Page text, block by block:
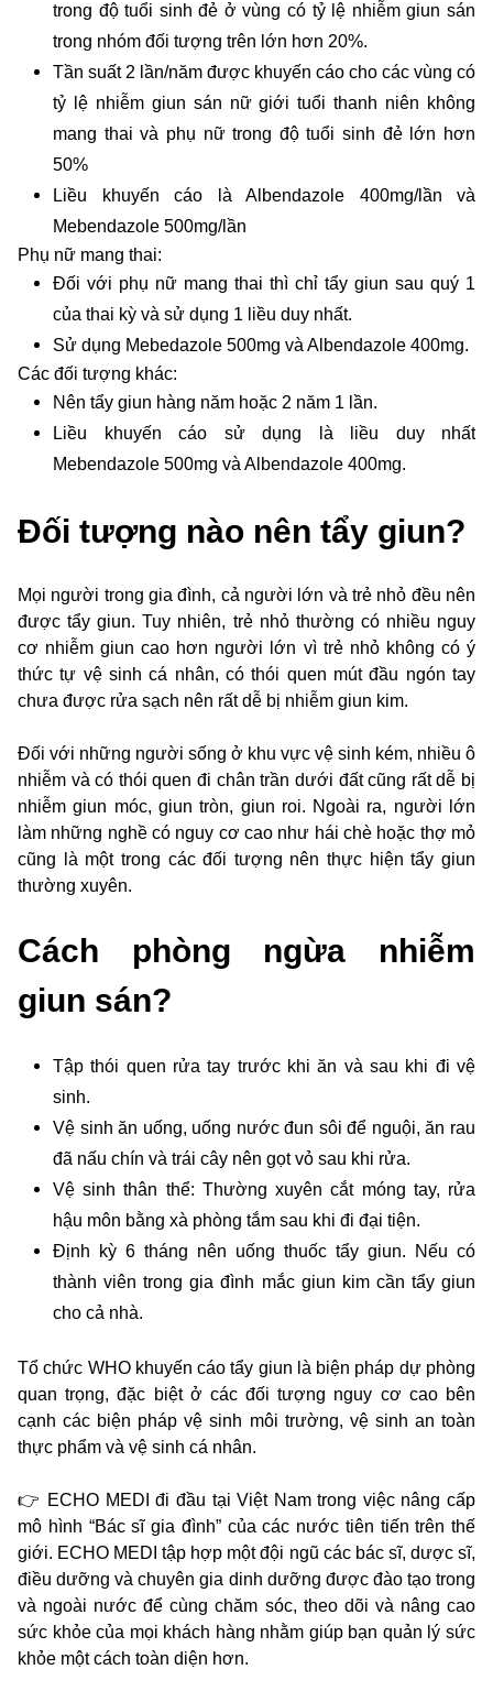
trong độ tuổi sinh đẻ ở vùng có tỷ lệ nhiễm giun sán
trong nhóm đối tượng trên lớn hơn 20%.
Tần suất 2 lần/năm được khuyến cáo cho các vùng có
tỷ lệ nhiễm giun sán nữ giới tuổi thanh niên không
mang thai và phụ nữ trong độ tuổi sinh đẻ lớn hơn
50%
Liều khuyến cáo là Albendazole 400mg/lần và
Mebendazole 500mg/lần
Phụ nữ mang thai:
Đối với phụ nữ mang thai thì chỉ tẩy giun sau quý 1
của thai kỳ và sử dụng 1 liều duy nhất.
Sử dụng Mebedazole 500mg và Albendazole 400mg.
Các đối tượng khác:
Nên tẩy giun hàng năm hoặc 2 năm 1 lần.
Liều khuyến cáo sử dụng là liều duy nhất
Mebendazole 500mg và Albendazole 400mg.
Đối tượng nào nên tẩy giun?
Mọi người trong gia đình, cả người lớn và trẻ nhỏ đều nên
được tẩy giun. Tuy nhiên, trẻ nhỏ thường có nhiều nguy
cơ nhiễm giun cao hơn người lớn vì trẻ nhỏ không có ý
thức tự vệ sinh cá nhân, có thói quen mút đầu ngón tay
chưa được rửa sạch nên rất dễ bị nhiễm giun kim.
Đối với những người sống ở khu vực vệ sinh kém, nhiều ô
nhiễm và có thói quen đi chân trần dưới đất cũng rất dễ bị
nhiễm giun móc, giun tròn, giun roi. Ngoài ra, người lớn
làm những nghề có nguy cơ cao như hái chè hoặc thợ mỏ
cũng là một trong các đối tượng nên thực hiện tẩy giun
thường xuyên.
Cách phòng ngừa nhiễm
giun sán?
Tập thói quen rửa tay trước khi ăn và sau khi đi vệ
sinh.
Vệ sinh ăn uống, uống nước đun sôi để nguội, ăn rau
đã nấu chín và trái cây nên gọt vỏ sau khi rửa.
Vệ sinh thân thể: Thường xuyên cắt móng tay, rửa
hậu môn bằng xà phòng tắm sau khi đi đại tiện.
Định kỳ 6 tháng nên uống thuốc tẩy giun. Nếu có
thành viên trong gia đình mắc giun kim cần tẩy giun
cho cả nhà.
Tổ chức WHO khuyến cáo tẩy giun là biện pháp dự phòng
quan trọng, đặc biệt ở các đối tượng nguy cơ cao bên
cạnh các biện pháp vệ sinh môi trường, vệ sinh an toàn
thực phẩm và vệ sinh cá nhân.
👉 ECHO MEDI đi đầu tại Việt Nam trong việc nâng cấp
mô hình “Bác sĩ gia đình” của các nước tiên tiến trên thế
giới. ECHO MEDI tập hợp một đội ngũ các bác sĩ, dược sĩ,
điều dưỡng và chuyên gia dinh dưỡng được đào tạo trong
và ngoài nước để cùng chăm sóc, theo dõi và nâng cao
sức khỏe của mọi khách hàng nhằm giúp bạn quản lý sức
khỏe một cách toàn diện hơn.